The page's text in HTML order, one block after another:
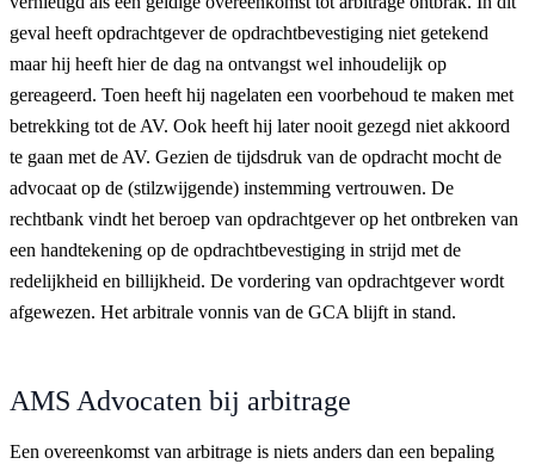
geval heeft opdrachtgever de opdrachtbevestiging niet getekend
maar hij heeft hier de dag na ontvangst wel inhoudelijk op
gereageerd. Toen heeft hij nagelaten een voorbehoud te maken met
betrekking tot de AV. Ook heeft hij later nooit gezegd niet akkoord
te gaan met de AV. Gezien de tijdsdruk van de opdracht mocht de
advocaat op de (stilzwijgende) instemming vertrouwen. De
rechtbank vindt het beroep van opdrachtgever op het ontbreken van
een handtekening op de opdrachtbevestiging in strijd met de
redelijkheid en billijkheid. De vordering van opdrachtgever wordt
afgewezen. Het arbitrale vonnis van de GCA blijft in stand.
AMS Advocaten bij arbitrage
Een overeenkomst van arbitrage is niets anders dan een bepaling